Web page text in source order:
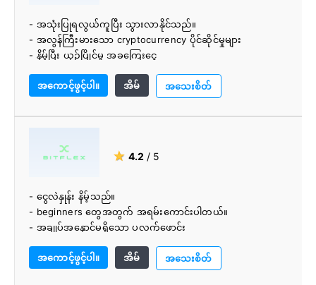
- အသုံးပြုရလွယ်ကူပြီး သွားလာနိုင်သည်။
- အလွန်ကြီးမားသော cryptocurrency ပိုင်ဆိုင်မှုများ
- နိမ့်ပြီး ယှဉ်ပြိုင်မှု အခကြေးငွေ
နှင့် ငွေဖြစ်လွယ်သည့်ဒင်္ဂါးများစွာကို စာရင်းပြုစုထားသည်။
- FIat ကို Crypto ဖြင့် ကုန်သွယ်မှုပြုလုပ်ရန် အသုံးပြုသူများကို
ပံ့ပိုးကူညီပါ။
- အဆင်ပြေသောပလက်ဖောင်းဝန်ဆောင်မှုနှင့် 24 နာရီ
- ကောင်းမွန်သောလုံခြုံရေး၊ CoinEgg တွင်၎င်း၏ကိုယ်ပိုင် R&D
ဌာနရှိသည်။
- margin ကုန်သွယ်မှုကိုပံ့ပိုးပါ။
အကောင့်ဖွင့်ပါ။ အိမ် အသေးစိတ်
★ 4.2 / 5
- ငွေလဲနှုန်း နိမ့်သည်။
- beginners တွေအတွက် အရမ်းကောင်းပါတယ်။
- အချုပ်အနှောင်မရှိသော ပလက်ဖောင်း
- ဖောက်သည်ပံ့ပိုးမှု အထူးကောင်းမွန်သည်။
အကောင့်ဖွင့်ပါ။ အိမ် အသေးစိတ်